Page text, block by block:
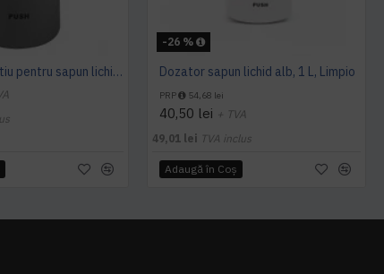
Dozator argintiu pentru sapun lichid, LIMPIO, SD 1000S2 , 1L
-26 %
Dozator sapun lichid alb, 1 L, Limpio
PRP 54,68 lei
40,50 lei + TVA
49,01 lei TVA inclus
Adaugă în Coş